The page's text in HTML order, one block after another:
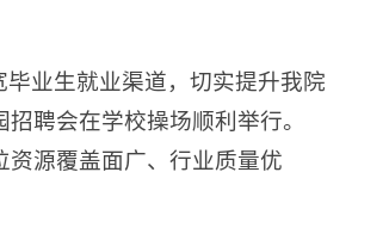
业生就业渠道，切实提升我院
聘会在学校操场顺利举行。
源覆盖面广、行业质量优